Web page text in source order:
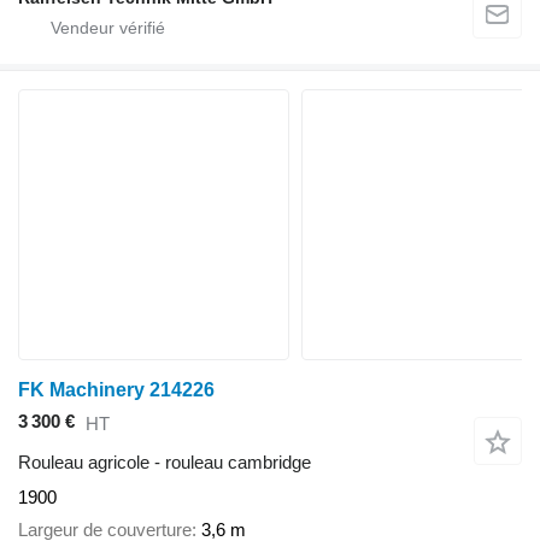
FK Machinery 214226
3 300 € HT
Rouleau agricole - rouleau cambridge
1900
Largeur de couverture 3,6 m